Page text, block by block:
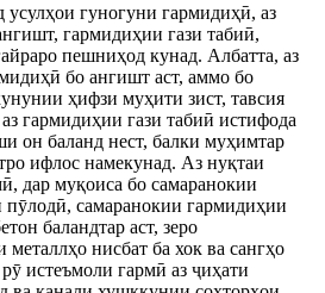
гуногуни гармидиҳӣ, аз
гармидиҳии гази табиӣ,
пешниҳод кунад. Албатта, аз
бо ангишт аст, аммо бо
ҳифзи муҳити зист, тавсия
гармидиҳии гази табиӣ истифода
он баланд нест, балки муҳимтар
ифлос намекунад. Аз нуқтаи
дар муқоиса бо самаранокии
пӯлодӣ, самаранокии гармидиҳии
баландтар аст, зеро
металлҳо нисбат ба хок ва сангҳо
истеъмоли гармӣ аз ҷиҳати